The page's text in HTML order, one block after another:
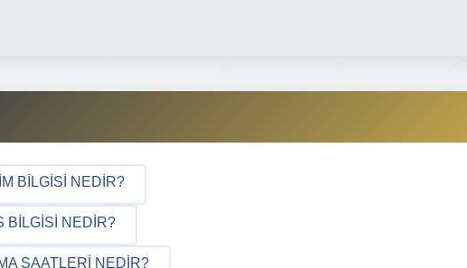
BILGISI NEDIR?
BILGISI NEDIR?
SAATLERI NEDIR?